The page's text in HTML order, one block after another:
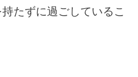
たずに過ごしているこ